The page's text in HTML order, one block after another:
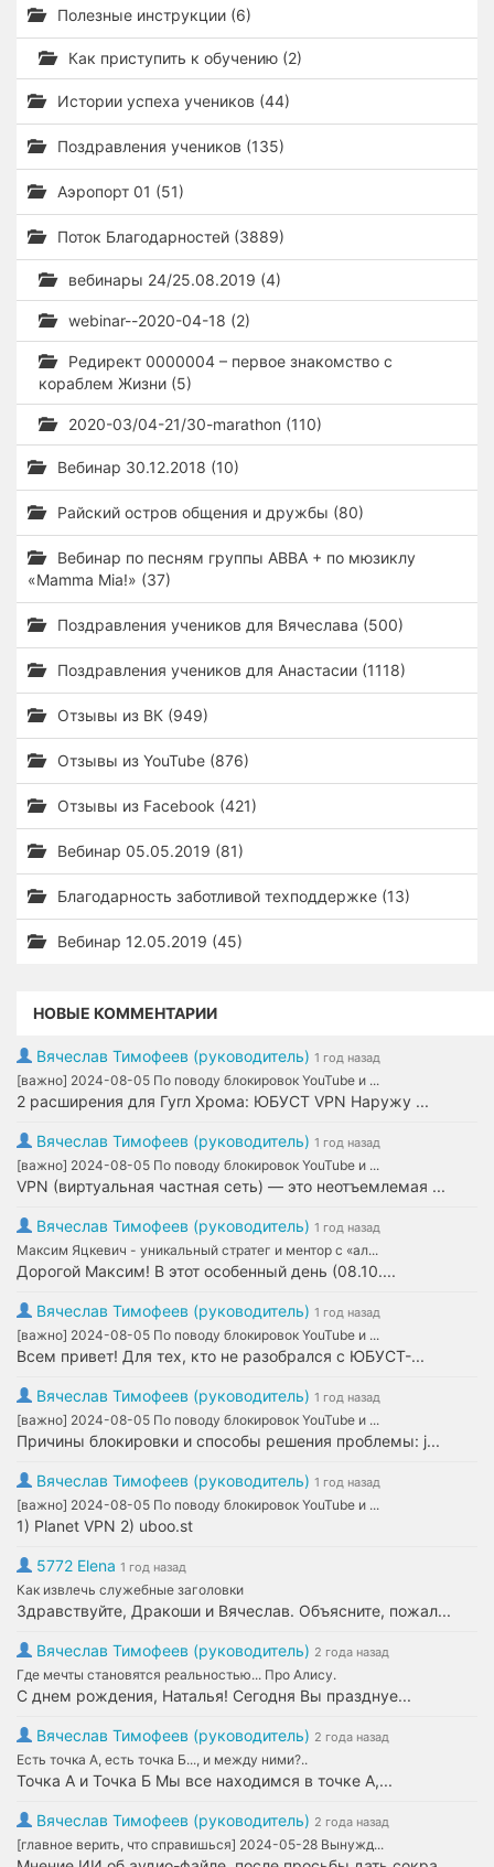
Полезные инструкции (6)
Как приступить к обучению (2)
Истории успеха учеников (44)
Поздравления учеников (135)
Аэропорт 01 (51)
Поток Благодарностей (3889)
вебинары 24/25.08.2019 (4)
webinar--2020-04-18 (2)
Редирект 0000004 – первое знакомство с
кораблем Жизни (5)
2020-03/04-21/30-marathon (110)
Вебинар 30.12.2018 (10)
Райский остров общения и дружбы (80)
Вебинар по песням группы ABBA + по мюзиклу
«Mamma Mia!» (37)
Поздравления учеников для Вячеслава (500)
Поздравления учеников для Анастасии (1118)
Отзывы из ВК (949)
Отзывы из YouTube (876)
Отзывы из Facebook (421)
Вебинар 05.05.2019 (81)
Благодарность заботливой техподдержке (13)
Вебинар 12.05.2019 (45)
НОВЫЕ КОММЕНТАРИИ
Вячеслав Тимофеев (руководитель) 1 год назад
[важно] 2024-08-05 По поводу блокировок YouTube и ...
2 расширения для Гугл Хрома: ЮБУСТ VPN Наружу ...
Вячеслав Тимофеев (руководитель) 1 год назад
[важно] 2024-08-05 По поводу блокировок YouTube и ...
VPN (виртуальная частная сеть) — это неотъемлемая ...
Вячеслав Тимофеев (руководитель) 1 год назад
Максим Яцкевич - уникальный стратег и ментор с «ал...
Дорогой Максим! В этот особенный день (08.10....
Вячеслав Тимофеев (руководитель) 1 год назад
[важно] 2024-08-05 По поводу блокировок YouTube и ...
Всем привет! Для тех, кто не разобрался с ЮБУСТ-...
Вячеслав Тимофеев (руководитель) 1 год назад
[важно] 2024-08-05 По поводу блокировок YouTube и ...
Причины блокировки и способы решения проблемы: j...
Вячеслав Тимофеев (руководитель) 1 год назад
[важно] 2024-08-05 По поводу блокировок YouTube и ...
1) Planet VPN 2) uboo.st
5772 Elena 1 год назад
Как извлечь служебные заголовки
Здравствуйте, Дракоши и Вячеслав. Объясните, пожал...
Вячеслав Тимофеев (руководитель) 2 года назад
Где мечты становятся реальностью... Про Алису.
С днем рождения, Наталья! Сегодня Вы празднуе...
Вячеслав Тимофеев (руководитель) 2 года назад
Есть точка А, есть точка Б..., и между ними?..
Точка А и Точка Б Мы все находимся в точке А,...
Вячеслав Тимофеев (руководитель) 2 года назад
[главное верить, что справишься] 2024-05-28 Вынужд...